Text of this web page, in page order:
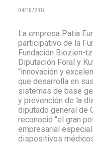
HARREMANETARAKO
ESPAÑOL
04/10/2017
La empresa Patia
participativo de la
Fundación Biozien-
Diputación Foral y
“innovación y
que desarrolla en
sistemas de base
y prevención de la
diputado general de
reconoció “el gran
empresarial
dispositivos